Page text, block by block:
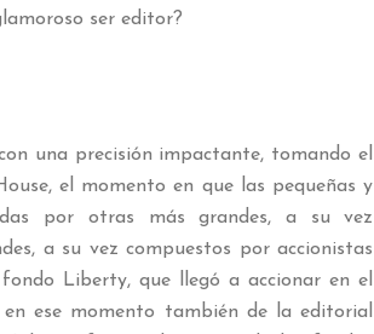
ser editor?
una precisión impactante, tomando el
el momento en que las pequeñas y
por otras más grandes, a su vez
a su vez compuestos por accionistas
Liberty, que llegó a accionar en el
ese momento también de la editorial